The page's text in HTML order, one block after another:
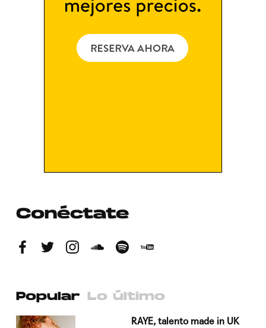
Conéctate
Popular Lo último
RAYE, talento made in UK